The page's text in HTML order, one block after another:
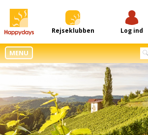
Rejseklubben Log ind
MENU